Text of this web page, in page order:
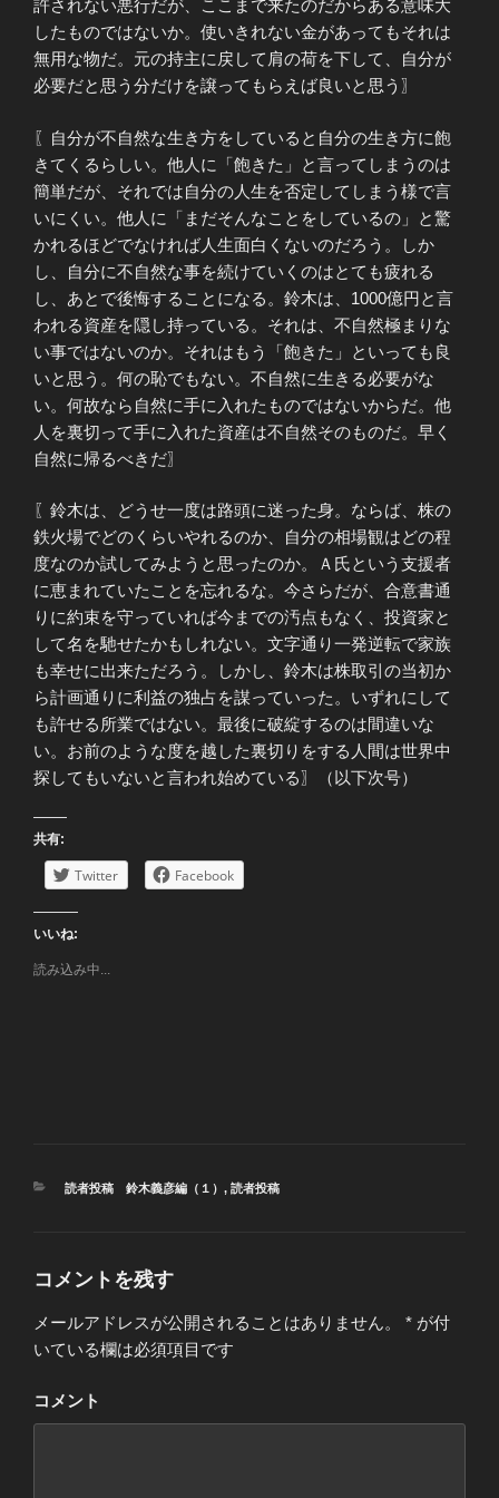
許されない悪行だが、ここまで来たのだからある意味大
したものではないか。使いきれない金があってもそれは
無用な物だ。元の持主に戻して肩の荷を下して、自分が
必要だと思う分だけを譲ってもらえば良いと思う〗
〖自分が不自然な生き方をしていると自分の生き方に飽
きてくるらしい。他人に「飽きた」と言ってしまうのは
簡単だが、それでは自分の人生を否定してしまう様で言
いにくい。他人に「まだそんなことをしているの」と驚
かれるほどでなければ人生面白くないのだろう。しか
し、自分に不自然な事を続けていくのはとても疲れる
し、あとで後悔することになる。鈴木は、1000億円と言
われる資産を隠し持っている。それは、不自然極まりな
い事ではないのか。それはもう「飽きた」といっても良
いと思う。何の恥でもない。不自然に生きる必要がな
い。何故なら自然に手に入れたものではないからだ。他
人を裏切って手に入れた資産は不自然そのものだ。早く
自然に帰るべきだ〗
〖鈴木は、どうせ一度は路頭に迷った身。ならば、株の
鉄火場でどのくらいやれるのか、自分の相場観はどの程
度なのか試してみようと思ったのか。Ａ氏という支援者
に恵まれていたことを忘れるな。今さらだが、合意書通
りに約束を守っていれば今までの汚点もなく、投資家と
して名を馳せたかもしれない。文字通り一発逆転で家族
も幸せに出来ただろう。しかし、鈴木は株取引の当初か
ら計画通りに利益の独占を謀っていった。いずれにして
も許せる所業ではない。最後に破綻するのは間違いな
い。お前のような度を越した裏切りをする人間は世界中
探してもいないと言われ始めている〗（以下次号）
共有:
Twitter Facebook
いいね:
読み込み中...
カ
読者投稿 鈴木義彦編（１） , 読者投稿
コメントを残す
メールアドレスが公開されることはありません。 * が付
いている欄は必須項目です
コメント